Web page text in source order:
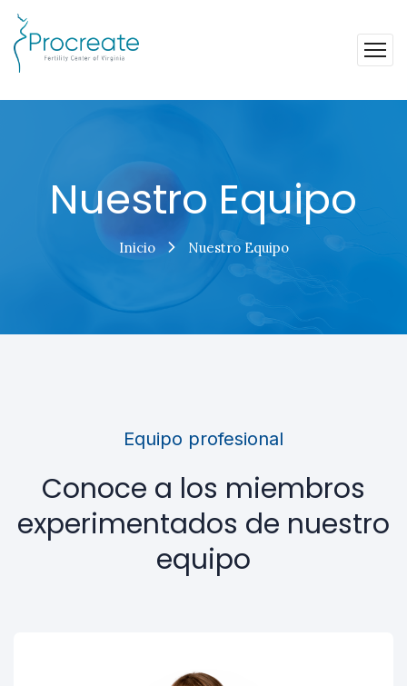
Nuestro Equipo
Inicio Nuestro Equipo
Equipo profesional
Conoce a los miembros
experimentados de nuestro
equipo